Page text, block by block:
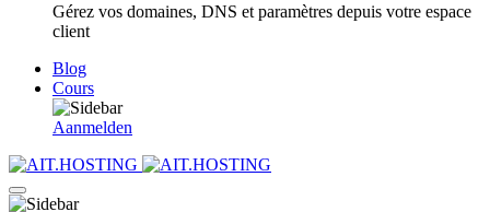
Gérez vos domaines, DNS et paramètres depuis votre espace
client
Blog
Cours
Aanmelden